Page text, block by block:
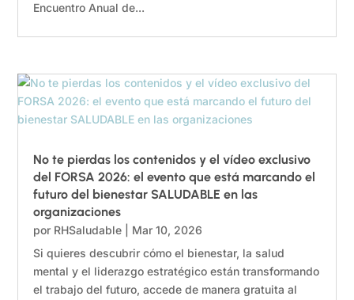
Encuentro Anual de...
No te pierdas los contenidos y el vídeo exclusivo
del FORSA 2026: el evento que está marcando el
futuro del bienestar SALUDABLE en las
organizaciones
por RHSaludable
Mar 10, 2026
Si quieres descubrir cómo el bienestar, la salud
mental y el liderazgo estratégico están transformando
el trabajo del futuro, accede de manera gratuita al